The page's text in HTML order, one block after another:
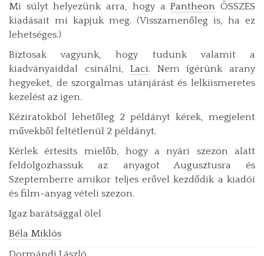
Mi súlyt helyezünk arra, hogy aPantheon ÖSSZES
kiadásait mi kapjuk meg. (Visszamenőleg is, ha ez
lehetséges.)
Biztosak vagyunk, hogy tudunk valamit a
kiadványaiddal csinálni,Laci. Nem ígérünk arany
hegyeket, de szorgalmas utánjárást és lelkiismeretes
kezelést az igen.
Kéziratokból lehetőleg 2 példányt kérek, megjelent
művekből feltétlenül 2 példányt.
Kérlek értesíts mielőb, hogy a nyári szezon alatt
feldolgozhassuk az anyagot Augusztusra és
Szeptemberre amikor teljes erővel kezdődik a kiadói
és film-anyag vételi szezon.
Igaz barátsággal ölel
Béla Miklós